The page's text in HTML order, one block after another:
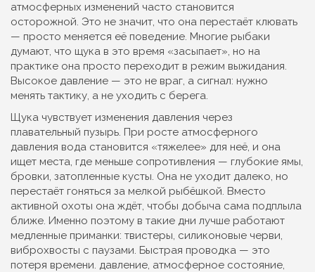
атмосферных изменений часто становится
осторожной. Это не значит, что она перестаёт клювать
— просто меняется её поведение. Многие рыбаки
думают, что щука в это время «засыпает», но на
практике она просто переходит в режим выжидания.
Высокое давление — это не враг, а сигнал: нужно
менять тактику, а не уходить с берега.
Щука чувствует изменения давления через
плавательный пузырь. При росте атмосферного
давления вода становится «тяжелее» для неё, и она
ищет места, где меньше сопротивления — глубокие ямы,
бровки, затопленные кусты. Она не уходит далеко, но
перестаёт гоняться за мелкой рыбёшкой. Вместо
активной охоты она ждёт, чтобы добыча сама подплыла
ближе. Именно поэтому в такие дни лучше работают
медленные приманки: твистеры, силиконовые черви,
виброхвосты с паузами. Быстрая проводка — это
потеря времени. давление, атмосферное состояние,